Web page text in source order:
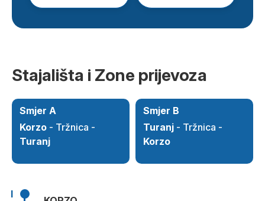
Stajališta i Zone prijevoza
Smjer A
Korzo- Tržnica -
Turanj
Smjer B
Turanj- Tržnica -
Korzo
I